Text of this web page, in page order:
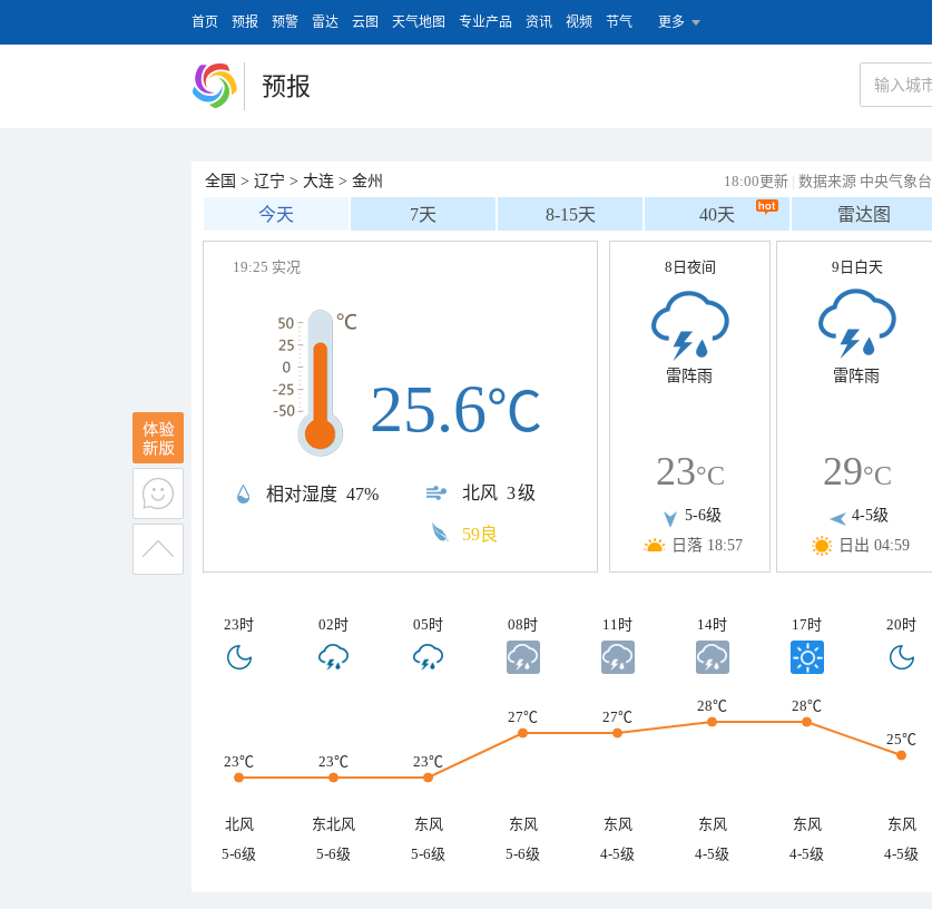
首页 预报 预警 雷达 云图 天气地图 专业产品 资讯 视频 节气 更多
预报
全国 > 辽宁 > 大连 > 金州 18:00更新 | 数据来源 中央气象台
今天 7天 8-15天 40天 雷达图
19:25 实况
相对湿度 47% 北风 3级
25.6℃
59良
8日夜间
雷阵雨
23°C
5-6级
日落 18:57
9日白天
雷阵雨
29°C
4-5级
日出 04:59
23时 02时 05时 08时 11时 14时 17时 20时
23℃ 23℃ 23℃
27℃ 27℃
28℃
28℃
25℃
北风 东北风 东风 东风 东风 东风 东风
东风
5-6级
5-6级 5-6级 5-6级 4-5级 4-5级 4-5级 4-5级